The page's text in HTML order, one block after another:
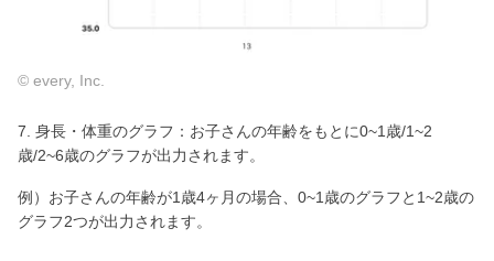
© every, Inc.
7. 身長・体重のグラフ：お子さんの年齢をもとに0~1歳/1~2
歳/2~6歳のグラフが出力されます。
例）お子さんの年齢が1歳4ヶ月の場合、0~1歳のグラフと1~2歳の
グラフ2つが出力されます。